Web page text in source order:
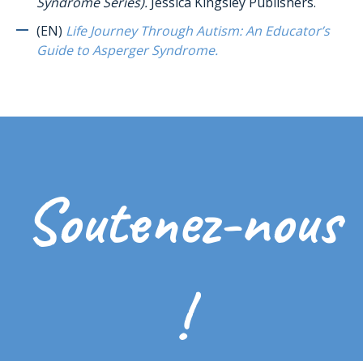
(EN) Life Journey Through Autism: An Educator’s
Guide to Asperger Syndrome.
Soutenez-nous
!